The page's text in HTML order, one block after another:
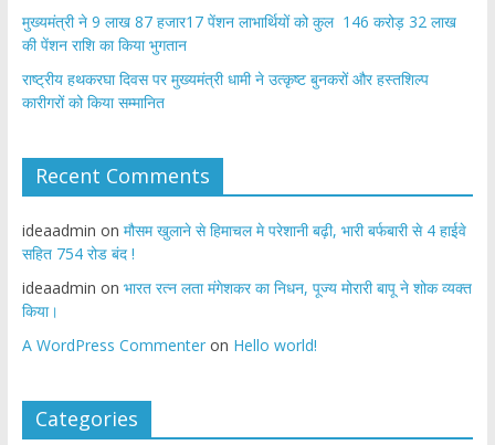
मुख्यमंत्री ने 9 लाख 87 हजार17 पेंशन लाभार्थियों को कुल 146 करोड़ 32 लाख
की पेंशन राशि का किया भुगतान
राष्ट्रीय हथकरघा दिवस पर मुख्यमंत्री धामी ने उत्कृष्ट बुनकरों और हस्तशिल्प
कारीगरों को किया सम्मानित
Recent Comments
ideaadmin on मौसम खुलाने से हिमाचल मे परेशानी बढ़ी, भारी बर्फबारी से 4 हाईवे
सहित 754 रोड बंद !
ideaadmin on भारत रत्न लता मंगेशकर का निधन, पूज्य मोरारी बापू ने शोक व्यक्त
किया।
A WordPress Commenteron Hello world!
Categories